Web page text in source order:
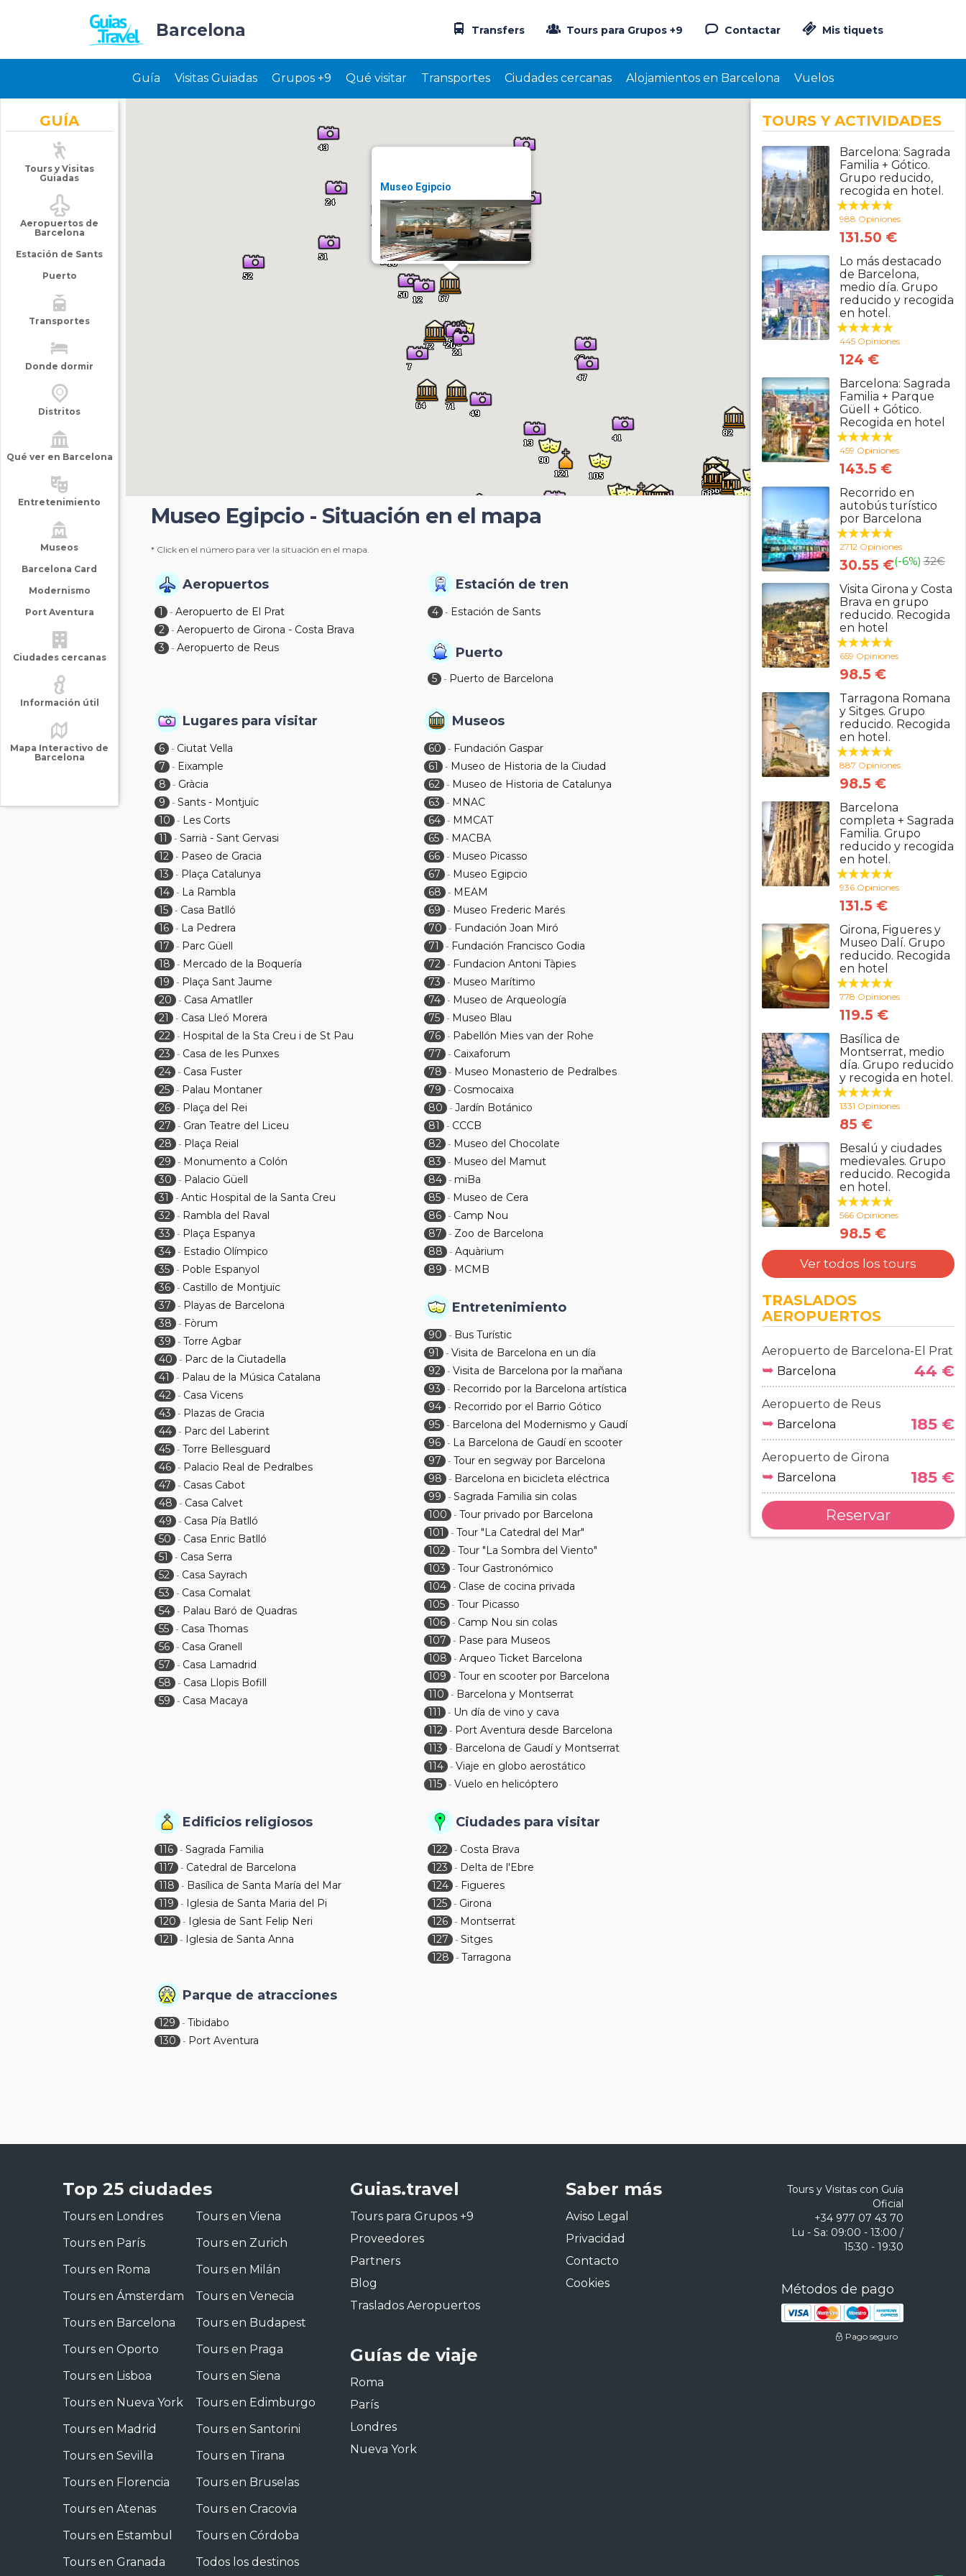
Barcelona Mis tiquets
Contactar
Tours para Grupos +9
Transfers
Guía Visitas Guiadas Grupos +9 Qué visitar Transportes Ciudades cercanas Alojamientos en Barcelona Vuelos
GUÍA
Tours y Visitas
Guiadas
Aeropuertos de
Barcelona
Estación de Sants
Puerto
Transportes
Donde dormir
Distritos
Qué ver en Barcelona
Entretenimiento
Museos
Barcelona Card
Modernismo
Port Aventura
Ciudades cercanas
Información útil
Mapa Interactivo de
Barcelona
Museo Egipcio
Museo Egipcio - Situación en el mapa
* Click en el número para ver la situación en el mapa.
Aeropuertos
1 -Aeropuerto de El Prat
2 -Aeropuerto de Girona - Costa Brava
3
-Aeropuerto de Reus
Estación de tren
4 - Estación de Sants
Puerto
5 - Puerto de Barcelona
Lugares para visitar
6 - Ciutat Vella
7
- Eixample
8
- Gràcia
9
-Sants - Montjuïc
10
- Les Corts
11
-Sarrià - Sant Gervasi
12 - Paseo de Gracia
13
- Plaça Catalunya
14 - La Rambla
15 - Casa Batlló
16 - La Pedrera
17
- Parc Güell
18
- Mercado de la Boquería
19
- Plaça Sant Jaume
20
- Casa Amatller
21
- Casa Lleó Morera
22 - Hospital de la Sta Creu i de St Pau
23
- Casa de les Punxes
24 - Casa Fuster
25 - Palau Montaner
26 - Plaça del Rei
27
- Gran Teatre del Liceu
28
- Plaça Reial
29
- Monumento a Colón
30
- Palacio Güell
31
-Antic Hospital de la Santa Creu
32 - Rambla del Raval
33
- Plaça Espanya
34 - Estadio Olímpico
35 - Poble Espanyol
36 - Castillo de Montjuïc
37
- Playas de Barcelona
38
- Fòrum
39
- Torre Agbar
40
- Parc de la Ciutadella
41
- Palau de la Música Catalana
42 - Casa Vicens
43
- Plazas de Gracia
44 - Parc del Laberint
45 - Torre Bellesguard
46 - Palacio Real de Pedralbes
47
- Casas Cabot
48
- Casa Calvet
49
- Casa Pía Batlló
50
- Casa Enric Batlló
51
- Casa Serra
52 - Casa Sayrach
53
- Casa Comalat
54 - Palau Baró de Quadras
55 - Casa Thomas
56 - Casa Granell
57
- Casa Lamadrid
58
- Casa Llopis Bofill
59
- Casa Macaya
Museos
60 - Fundación Gaspar
61
- Museo de Historia de la Ciudad
62 - Museo de Historia de Catalunya
63
- MNAC
64 - MMCAT
65 - MACBA
66 - Museo Picasso
67
- Museo Egipcio
68
- MEAM
69
- Museo Frederic Marés
70
- Fundación Joan Miró
71
- Fundación Francisco Godia
72 - Fundacion Antoni Tàpies
73
- Museo Marítimo
74 - Museo de Arqueología
75 - Museo Blau
76 - Pabellón Mies van der Rohe
77
- Caixaforum
78
- Museo Monasterio de Pedralbes
79
- Cosmocaixa
80
-Jardín Botánico
81
- CCCB
82 - Museo del Chocolate
83
- Museo del Mamut
84 - miBa
85 - Museo de Cera
86 - Camp Nou
87
- Zoo de Barcelona
88
-Aquàrium
89
- MCMB
Entretenimiento
90 - Bus Turístic
91
-Visita de Barcelona en un día
92 -Visita de Barcelona por la mañana
93
- Recorrido por la Barcelona artística
94 - Recorrido por el Barrio Gótico
95 - Barcelona del Modernismo y Gaudí
96 - La Barcelona de Gaudí en scooter
97
- Tour en segway por Barcelona
98
- Barcelona en bicicleta eléctrica
99
-Sagrada Familia sin colas
100
- Tour privado por Barcelona
101
- Tour "La Catedral del Mar"
102 - Tour "La Sombra del Viento"
103
- Tour Gastronómico
104 - Clase de cocina privada
105 - Tour Picasso
106 - Camp Nou sin colas
107
- Pase para Museos
108
-Arqueo Ticket Barcelona
109
- Tour en scooter por Barcelona
110
- Barcelona y Montserrat
111
- Un día de vino y cava
112 - Port Aventura desde Barcelona
113
- Barcelona de Gaudí y Montserrat
114 -Viaje en globo aerostático
115 -Vuelo en helicóptero
Edificios religiosos
116 -Sagrada Familia
117
- Catedral de Barcelona
118
- Basílica de Santa María del Mar
119
- Iglesia de Santa Maria del Pi
120
- Iglesia de Sant Felip Neri
121
- Iglesia de Santa Anna
Ciudades para visitar
122 - Costa Brava
123
- Delta de l'Ebre
124 - Figueres
125 - Girona
126 - Montserrat
127
-Sitges
128
- Tarragona
Parque de atracciones
129 - Tibidabo
130
- Port Aventura
TOURS Y ACTIVIDADES
Barcelona: Sagrada
Familia + Gótico.
Grupo reducido,
recogida en hotel.
988 Opiniones
131.50 €
Lo más destacado
de Barcelona,
medio día. Grupo
reducido y recogida
en hotel.
445 Opiniones
124 €
Barcelona: Sagrada
Familia + Parque
Güell + Gótico.
Recogida en hotel
459 Opiniones
143.5 €
Recorrido en
autobús turístico
por Barcelona
2712 Opiniones
(-6%) 32€
30.55 €
Visita Girona y Costa
Brava en grupo
reducido. Recogida
en hotel
659 Opiniones
98.5 €
Tarragona Romana
y Sitges. Grupo
reducido. Recogida
en hotel.
887 Opiniones
98.5 €
Barcelona
completa + Sagrada
Familia. Grupo
reducido y recogida
en hotel.
936 Opiniones
131.5 €
Girona, Figueres y
Museo Dalí. Grupo
reducido. Recogida
en hotel
778 Opiniones
119.5 €
Basílica de
Montserrat, medio
día. Grupo reducido
y recogida en hotel.
1331 Opiniones
85 €
Besalú y ciudades
medievales. Grupo
reducido. Recogida
en hotel.
566 Opiniones
98.5 €
Ver todos los tours
TRASLADOS
AEROPUERTOS
Aeropuerto de Barcelona-El Prat
➥ Barcelona 44 €
Aeropuerto de Reus
➥ Barcelona 185 €
Aeropuerto de Girona
➥ Barcelona 185 €
Reservar
Top 25 ciudades
Tours en Londres
Tours en París
Tours en Roma
Tours en Ámsterdam
Tours en Barcelona
Tours en Oporto
Tours en Lisboa
Tours en Nueva York
Tours en Madrid
Tours en Sevilla
Tours en Florencia
Tours en Atenas
Tours en Estambul
Tours en Granada
Tours en Viena
Tours en Zurich
Tours en Milán
Tours en Venecia
Tours en Budapest
Tours en Praga
Tours en Siena
Tours en Edimburgo
Tours en Santorini
Tours en Tirana
Tours en Bruselas
Tours en Cracovia
Tours en Córdoba
Todos los destinos
Guias.travel
Tours para Grupos +9
Proveedores
Partners
Blog
Traslados Aeropuertos
Guías de viaje
Roma
París
Londres
Nueva York
Saber más
Aviso Legal
Privacidad
Contacto
Cookies
Tours y Visitas con Guía
Oficial
+34 977 07 43 70
Lu - Sa: 09:00 - 13:00 /
15:30 - 19:30
Métodos de pago
Pago seguro